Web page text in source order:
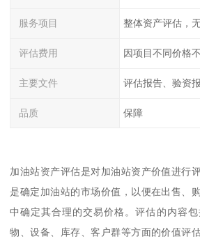
服务项目 整体资产评估，
评估费用 因项目不同价格
主要文件 评估报告、验资
品质 保障
加油站资产评估是对加油站资产价值进行
是确定加油站的市场价值，以便在出售、
中确定其合理的交易价格。评估的内容
物、设备、库存、客户群等方面的价值评